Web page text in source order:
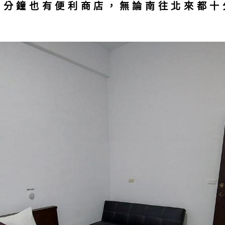
分鐘也有便利商店，無論南往北來都